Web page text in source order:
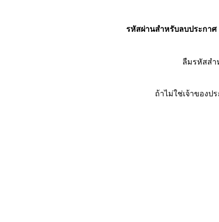
รหัสผ่านสำหรับลบประกาศ
ลืมรหัสส
ถ้าไม่ใช่เจ้าของป